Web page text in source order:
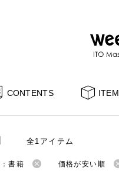
CONTENTS ITEM
全1アイテム
書籍 価格が安い順